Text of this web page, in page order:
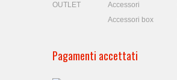
OUTLET
Accessori
Accessori box
Pagamenti accettati